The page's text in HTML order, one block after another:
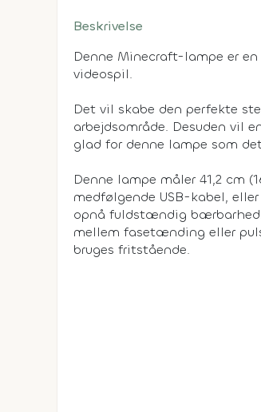
Beskrivelse
Denne Minecraft-lampe er
videospil.
Det vil skabe den perfekte
arbejdsområde. Desuden vil
glad for denne lampe som
Denne lampe måler 41,2 cm
medfølgende USB-kabel,
opnå fuldstændig
mellem fasetænding eller
bruges fritstående.